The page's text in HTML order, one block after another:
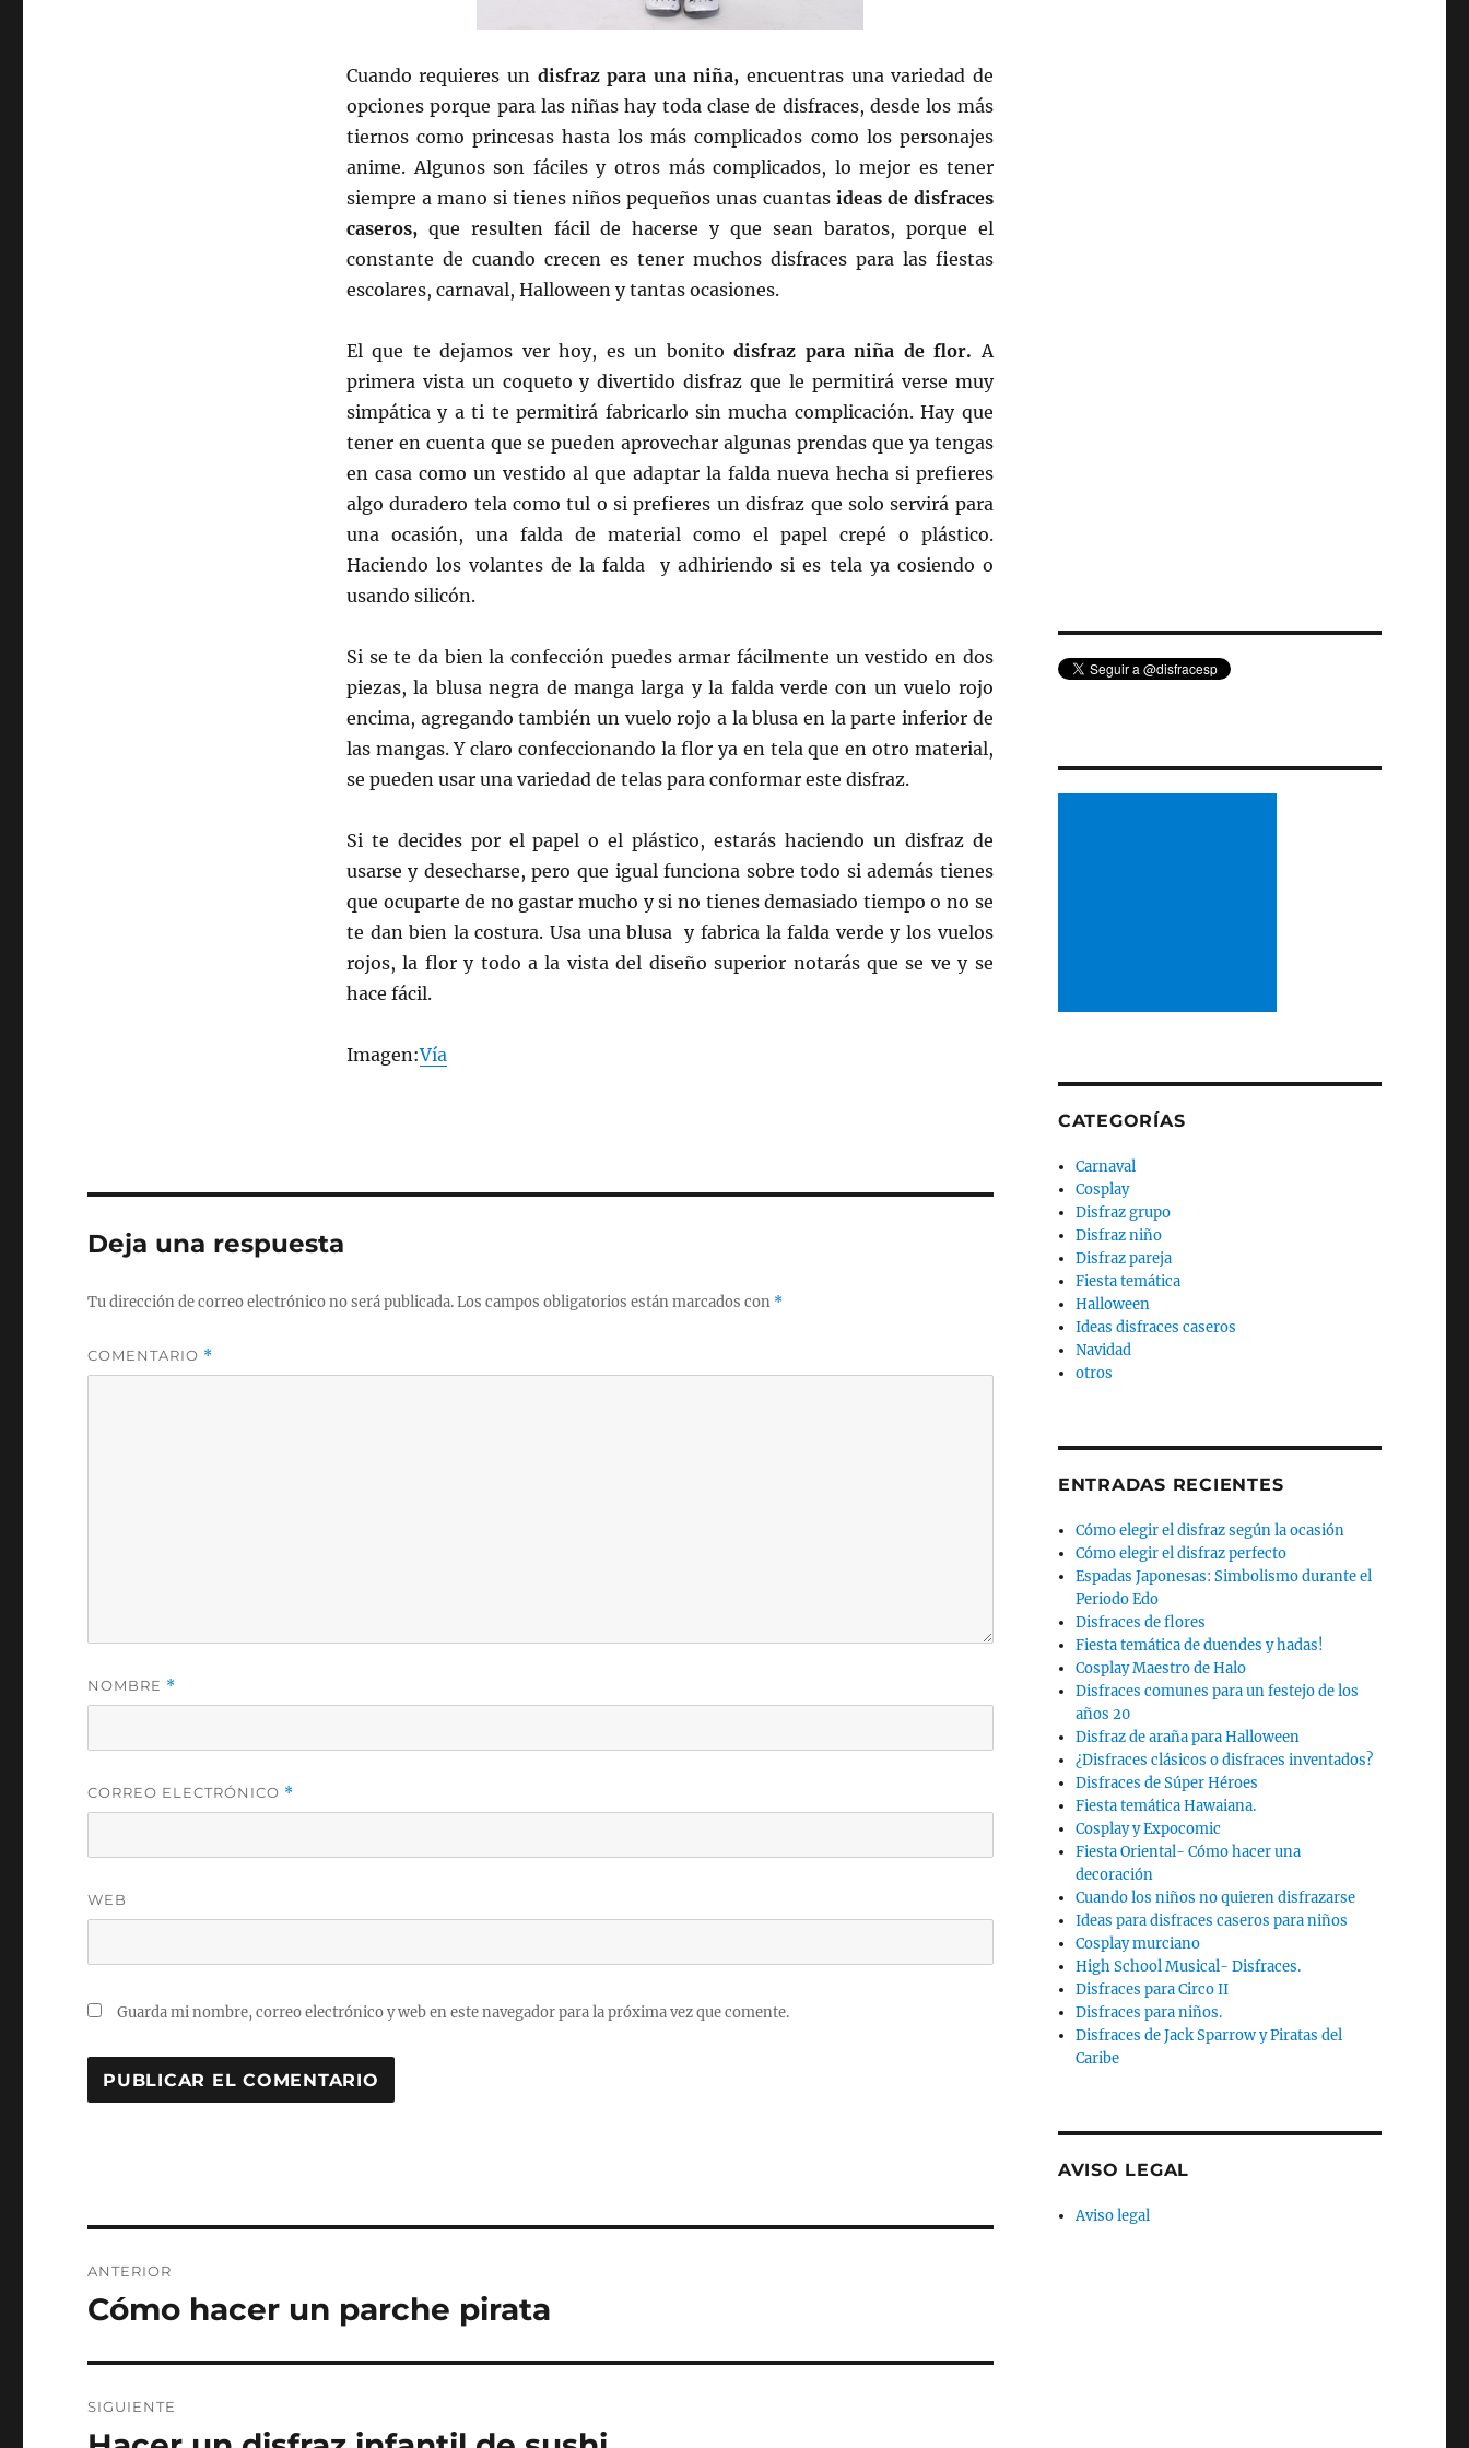
Cuando requieres un disfraz para una niña, encuentras una variedad de
opciones porque para las niñas hay toda clase de disfraces, desde los más
tiernos como princesas hasta los más complicados como los personajes
anime. Algunos son fáciles y otros más complicados, lo mejor es tener
siempre a mano si tienes niños pequeños unas cuantas ideas de disfraces
caseros, que resulten fácil de hacerse y que sean baratos, porque el
constante de cuando crecen es tener muchos disfraces para las fiestas
escolares, carnaval, Halloween y tantas ocasiones.
El que te dejamos ver hoy, es un bonitodisfraz para niña de flor.A
primera vista un coqueto y divertido disfraz que le permitirá verse muy
simpática y a ti te permitirá fabricarlo sin mucha complicación. Hay que
tener en cuenta que se pueden aprovechar algunas prendas que ya tengas
en casa como un vestido al que adaptar la falda nueva hecha si prefieres
algo duradero tela como tul o si prefieres un disfraz que solo servirá para
una ocasión, una falda de material como el papel crepé o plástico.
Haciendo los volantes de la falda y adhiriendo si es tela ya cosiendo o
usando silicón.
Si se te da bien la confección puedes armar fácilmente un vestido en dos
piezas, la blusa negra de manga larga y la falda verde con un vuelo rojo
encima, agregando también un vuelo rojo a la blusa en la parte inferior de
las mangas. Y claro confeccionando la flor ya en tela que en otro material,
se pueden usar una variedad de telas para conformar este disfraz.
Si te decides por el papel o el plástico, estarás haciendo un disfraz de
usarse y desecharse, pero que igual funciona sobre todo si además tienes
que ocuparte de no gastar mucho y si no tienes demasiado tiempo o no se
te dan bien la costura. Usa una blusa y fabrica la falda verde y los vuelos
rojos, la flor y todo a la vista del diseño superior notarás que se ve y se
hace fácil.
Imagen:Vía
Deja una respuesta
Tu dirección de correo electrónico no será publicada.Los campos obligatorios están marcados con *
COMENTARIO *
NOMBRE *
CORREO ELECTRÓNICO *
WEB
Guarda mi nombre, correo electrónico y web en este navegador para la próxima vez que comente.
de
ANTERIOR
Entrada
Cómo hacer un parche pirata
SIGUIENTE
Entrada
CATEGORÍAS
Carnaval
Cosplay
Disfraz grupo
Disfraz niño
Disfraz pareja
Fiesta temática
Halloween
Ideas disfraces caseros
Navidad
otros
ENTRADAS RECIENTES
Cómo elegir el disfraz según la ocasión
Cómo elegir el disfraz perfecto
Espadas Japonesas: Simbolismo durante el
Periodo Edo
Disfraces de flores
Fiesta temática de duendes y hadas!
Cosplay Maestro de Halo
Disfraces comunes para un festejo de los
años 20
Disfraz de araña para Halloween
¿Disfraces clásicos o disfraces inventados?
Disfraces de Súper Héroes
Fiesta temática Hawaiana.
Cosplay y Expocomic
Fiesta Oriental- Cómo hacer una
decoración
Cuando los niños no quieren disfrazarse
Ideas para disfraces caseros para niños
Cosplay murciano
High School Musical- Disfraces.
Disfraces para Circo II
Disfraces para niños.
Disfraces de Jack Sparrow y Piratas del
Caribe
AVISO LEGAL
Aviso legal